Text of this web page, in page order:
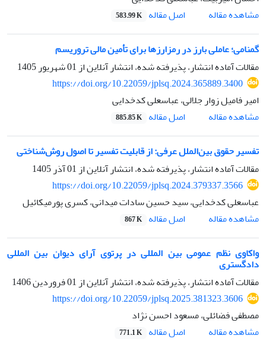
مشاهده مقاله
اصل مقاله 583.99 K
گمنامی؛ عاملی بارز در رمزارزها برای تأمین مالی تروریسم
مقالات آماده انتشار، پذیرفته شده، انتشار آنلاین از 01 شهریور 1405
https://doi.org/10.22059/jplsq.2024.365889.3400
امیر فامیل زوار جلالی، عباسعلی کدخدایی
مشاهده مقاله
اصل مقاله 885.85 K
تفسیر حقوق بین‌الملل عرفی: از قابلیت تفسیر تا اصول روش‌شناختی
مقالات آماده انتشار، پذیرفته شده، انتشار آنلاین از 01 آذر 1405
https://doi.org/10.22059/jplsq.2024.379337.3566
عباسعلی کدخدایی، سید حسین سادات میدانی، کسری پورمیکائیل
مشاهده مقاله
اصل مقاله 867 K
واکاوی نظم عمومی بین ‏المللی در پرتوی آرای دیوان بین‏ المللی
دادگستری
مقالات آماده انتشار، پذیرفته شده، انتشار آنلاین از01 فروردین 1406
https://doi.org/10.22059/jplsq.2025.381323.3606
مصطفی فضائلی، مسعود احسن نژاد
مشاهده مقاله
اصل مقاله 771.1 K